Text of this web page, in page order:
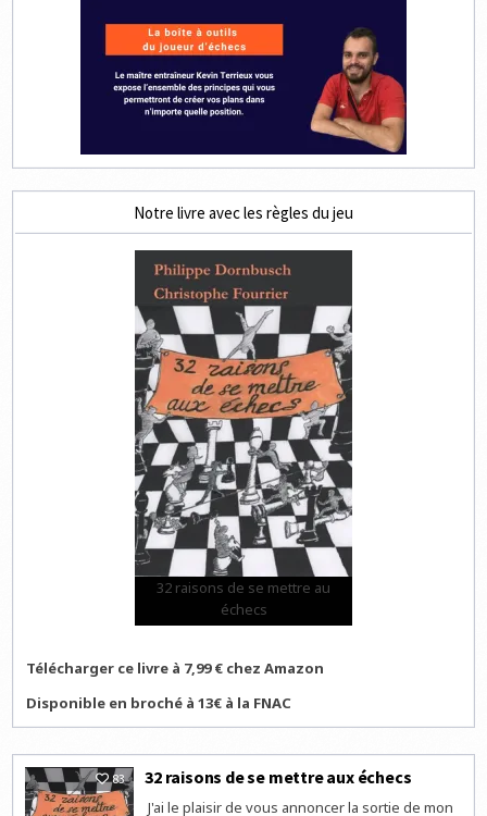
Notre livre avec les règles du jeu
32 raisons de se mettre au
échecs
Télécharger ce livre à 7,99 € chez Amazon
Disponible en broché à 13€ à la FNAC
83 32 raisons de se mettre aux échecs
J'ai le plaisir de vous annoncer la sortie de mon